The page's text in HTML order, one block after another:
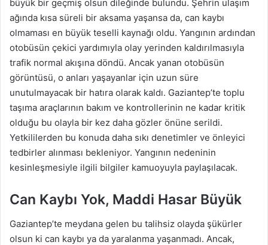
büyük bir geçmiş olsun dileğinde bulundu. Şehrin ulaşım
ağında kısa süreli bir aksama yaşansa da, can kaybı
olmaması en büyük teselli kaynağı oldu. Yangının ardından
otobüsün çekici yardımıyla olay yerinden kaldırılmasıyla
trafik normal akışına döndü. Ancak yanan otobüsün
görüntüsü, o anları yaşayanlar için uzun süre
unutulmayacak bir hatıra olarak kaldı. Gaziantep’te toplu
taşıma araçlarının bakım ve kontrollerinin ne kadar kritik
olduğu bu olayla bir kez daha gözler önüne serildi.
Yetkililerden bu konuda daha sıkı denetimler ve önleyici
tedbirler alınması bekleniyor. Yangının nedeninin
kesinleşmesiyle ilgili bilgiler kamuoyuyla paylaşılacak.
Can Kaybı Yok, Maddi Hasar Büyük
Gaziantep’te meydana gelen bu talihsiz olayda şükürler
olsun ki can kaybı ya da yaralanma yaşanmadı. Ancak,